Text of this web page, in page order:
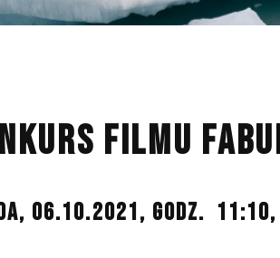
FILMU
06.10.2021, GODZ. 11:10,